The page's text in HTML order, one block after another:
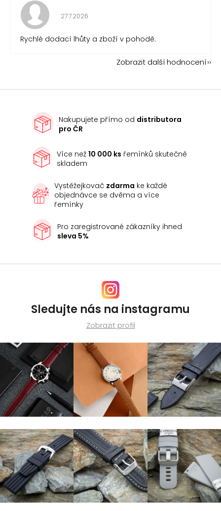
Hodnocení obchodu je 5 z 5 hvězdiček.
27.7.2026
Rychlé dodací lhůty a zboží v pohodě.
Zobrazit další hodnocení
Nakupujete přímo od distributora
pro ČR
Více než10 000 ks řemínků skutečně
skladem
Vystěžejkovač zdarma ke každé
objednávce se dvěma a více
řemínky
Pro zaregistrované zákazníky ihned
sleva 5%
Sledujte nás na instagramu
Zobrazit profil